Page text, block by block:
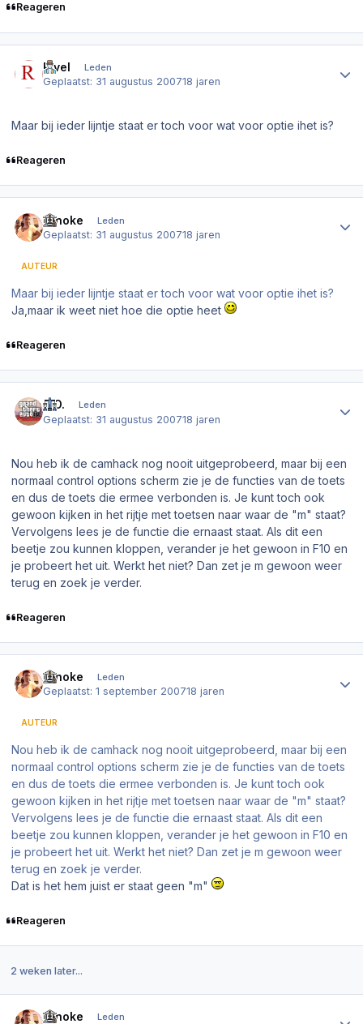
Reageren
Rivel Leden
Geplaatst: 31 augustus 200718 jaren
Maar bij ieder lijntje staat er toch voor wat voor optie ihet is?
Reageren
Ninoke Leden
Geplaatst: 31 augustus 200718 jaren
AUTEUR
Maar bij ieder lijntje staat er toch voor wat voor optie ihet is?
Ja,maar ik weet niet hoe die optie heet
Reageren
K.O. Leden
Geplaatst: 31 augustus 200718 jaren
Nou heb ik de camhack nog nooit uitgeprobeerd, maar bij een
normaal control options scherm zie je de functies van de toets
en dus de toets die ermee verbonden is. Je kunt toch ook
gewoon kijken in het rijtje met toetsen naar waar de "m" staat?
Vervolgens lees je de functie die ernaast staat. Als dit een
beetje zou kunnen kloppen, verander je het gewoon in F10 en
je probeert het uit. Werkt het niet? Dan zet je m gewoon weer
terug en zoek je verder.
Reageren
Ninoke Leden
Geplaatst:1 september 200718 jaren
AUTEUR
Nou heb ik de camhack nog nooit uitgeprobeerd, maar bij een
normaal control options scherm zie je de functies van de toets
en dus de toets die ermee verbonden is. Je kunt toch ook
gewoon kijken in het rijtje met toetsen naar waar de "m" staat?
Vervolgens lees je de functie die ernaast staat. Als dit een
beetje zou kunnen kloppen, verander je het gewoon in F10 en
je probeert het uit. Werkt het niet? Dan zet je m gewoon weer
terug en zoek je verder.
Dat is het hem juist er staat geen "m"
Reageren
2 weken later...
Ninoke Leden